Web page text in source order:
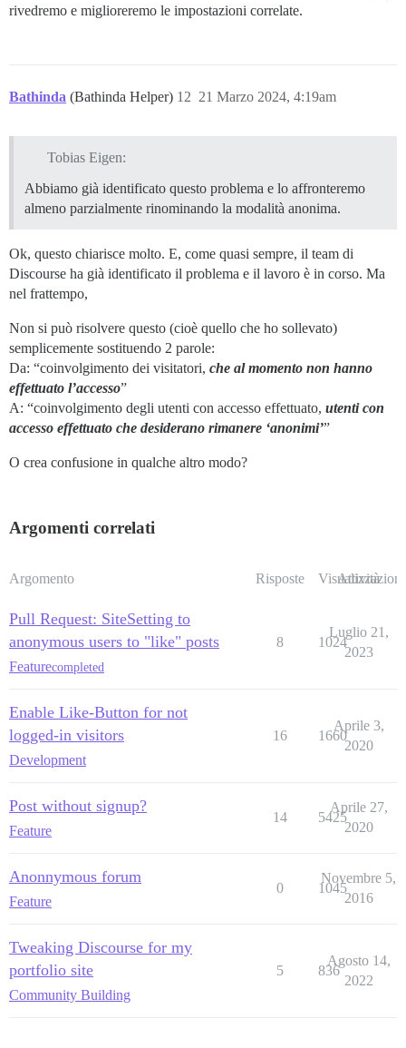
rivedremo e miglioreremo le impostazioni correlate.
Bathinda (Bathinda Helper) 21 Marzo 2024, 4:19am
12
Tobias Eigen:
Abbiamo già identificato questo problema e lo affronteremo
almeno parzialmente rinominando la modalità anonima.
Ok, questo chiarisce molto. E, come quasi sempre, il team di
Discourse ha già identificato il problema e il lavoro è in corso. Ma
nel frattempo,
Non si può risolvere questo (cioè quello che ho sollevato)
semplicemente sostituendo 2 parole:
Da: “coinvolgimento dei visitatori, che al momento non hanno
effettuato l’accesso”
A: “coinvolgimento degli utenti con accesso effettuato, utenti con
accesso effettuato che desiderano rimanere ‘anonimi’”
O crea confusione in qualche altro modo?
Argomenti correlati
Argomento Risposte Visualizzazioni
Attività
Pull Request: SiteSetting to
anonymous users to "like" posts
Featurecompleted
8 1024
Luglio 21,
2023
Enable Like-Button for not
logged-in visitors
Development
16 1660
Aprile 3,
2020
Post without signup?
Feature
14 5425
Aprile 27,
2020
Anonnymous forum
Feature
0 1045
Novembre 5,
2016
Tweaking Discourse for my
portfolio site
Community Building
5 836
Agosto 14,
2022